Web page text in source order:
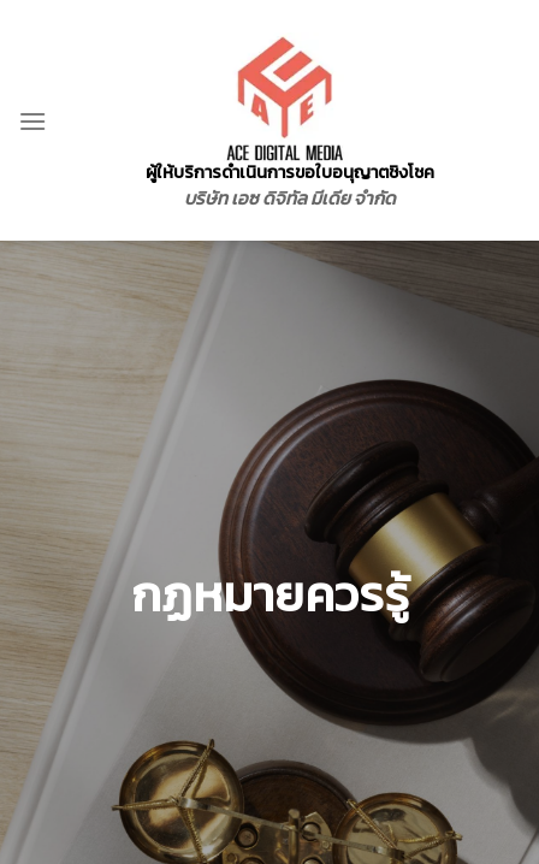
ผู้ให้บริการดำเนินการขอใบอนุญาตชิงโชค
บริษัท เอซ ดิจิทัล มีเดีย จำกัด
กฏหมายควรรู้